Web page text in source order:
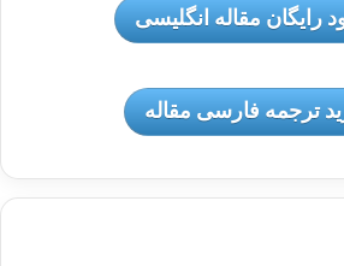
رایگان مقاله انگلیسی
ترجمه فارسی مقاله